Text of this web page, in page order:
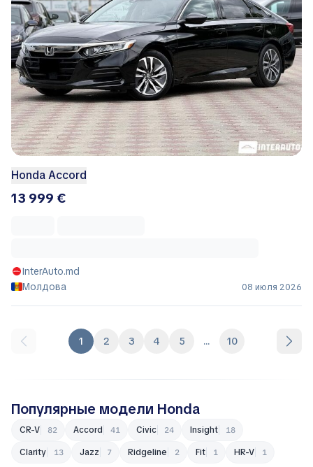
Honda Accord
13 999 €
InterAuto.md
Молдова
08 июля 2026
1 2 3 4 5 ... 10
Популярные модели Honda
CR-V 82 Accord 41 Civic 24 Insight 18
Clarity 13 Jazz 7 Ridgeline 2 Fit 1 HR-V 1